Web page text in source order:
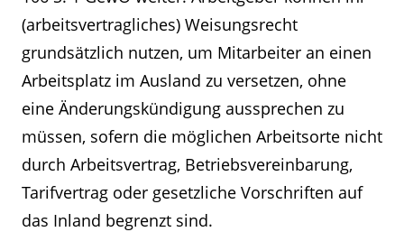
(arbeitsvertragliches) Weisungsrecht
grundsätzlich nutzen, um Mitarbeiter an einen
Arbeitsplatz im Ausland zu versetzen, ohne
eine Änderungskündigung aussprechen zu
müssen, sofern die möglichen Arbeitsorte nicht
durch Arbeitsvertrag, Betriebsvereinbarung,
Tarifvertrag oder gesetzliche Vorschriften auf
das Inland begrenzt sind.